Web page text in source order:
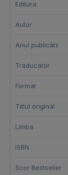
Editura
Autor
Anul publicării
Traducator
Format
Titlul original
Limba
ISBN
Scor Bestseller